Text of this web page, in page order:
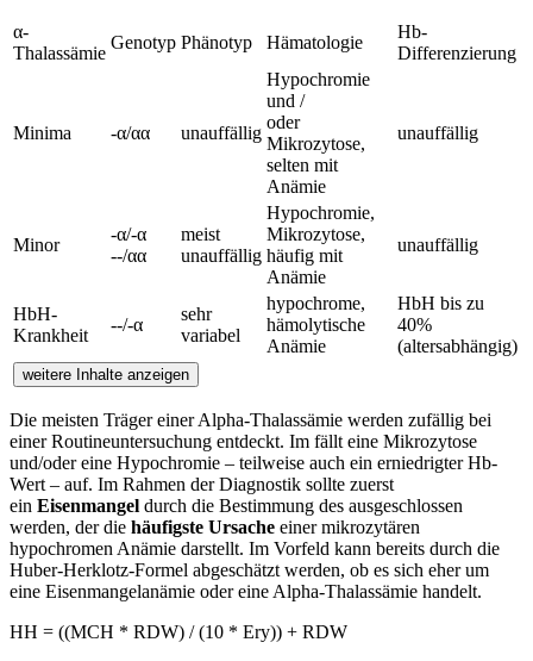
α-
Thalassämie
Genotyp Phänotyp Hämatologie
Hb-
Differenzierung
Minima -α/αα unauffällig
Hypochromie
und /
oder
Mikrozytose,
selten mit
Anämie
unauffällig
Minor
-α/-α
--/αα
meist
unauffällig
Hypochromie,
Mikrozytose,
häufig mit
Anämie
unauffällig
HbH-
Krankheit
--/-α
sehr
variabel
hypochrome,
hämolytische
Anämie
HbH bis zu
40%
(altersabhängig)
weitere Inhalte anzeigen
Die meisten Träger einer Alpha-Thalassämie werden zufällig bei
einer Routineuntersuchung entdeckt. Im fällt eine Mikrozytose
und/oder eine Hypochromie – teilweise auch ein erniedrigter Hb-
Wert – auf. Im Rahmen der Diagnostik sollte zuerst
ein Eisenmangel durch die Bestimmung des ausgeschlossen
werden, der die häufigste Ursache einer mikrozytären
hypochromen Anämie darstellt. Im Vorfeld kann bereits durch die
Huber-Herklotz-Formel abgeschätzt werden, ob es sich eher um
eine Eisenmangelanämie oder eine Alpha-Thalassämie handelt.
HH = ((MCH * RDW) / (10 * Ery)) + RDW